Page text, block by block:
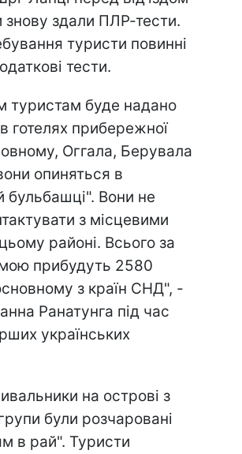
знову здали ПЛР-тести.
туристи повинні
тести.
туристам буде надано
готелях прибережної
Оггала, Берувала
опиняться в
бульбашці". Вони не
з місцевими
районі. Всього за
прибудуть 2580
з країн СНД", -
Ранатунга під час
українських
на острові з
були розчаровані
в рай". Туристи